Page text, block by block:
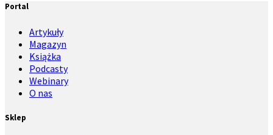
Portal
Artykuły
Magazyn
Książka
Podcasty
Webinary
O nas
Sklep